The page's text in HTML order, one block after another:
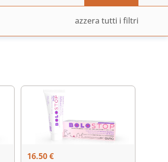
PER
azzera tutti i filtri
16.50€